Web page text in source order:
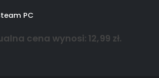
PC
cena wynosi: 12,99 zł.